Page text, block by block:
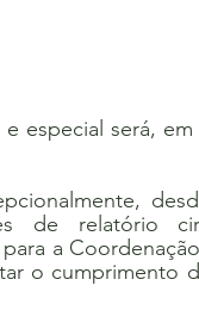
especial será,
de relatório
a
o cumprimento